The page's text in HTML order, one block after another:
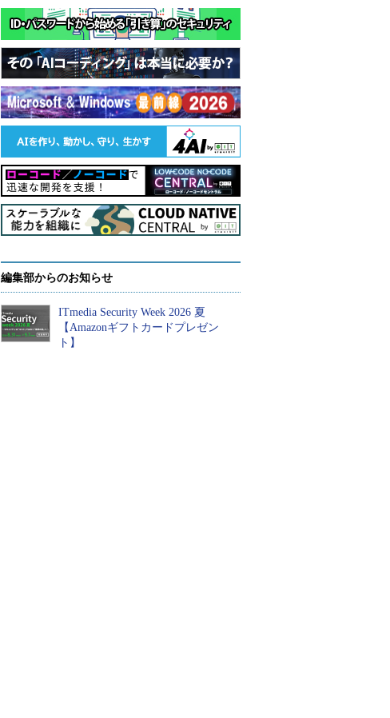
編集部からのお知らせ
ITmedia Security Week 2026 夏
【Amazonギフトカードプレゼン
ト】